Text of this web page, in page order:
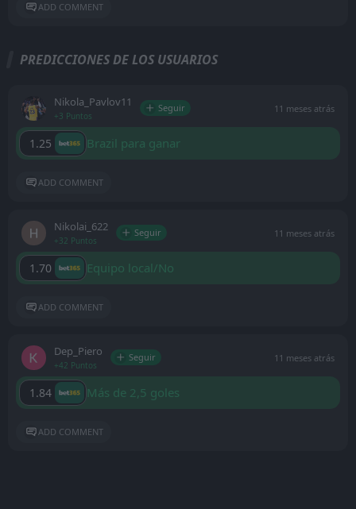
ADD COMMENT
PREDICCIONES DE LOS USUARIOS
Nikola_Pavlov11
+3 Puntos
Seguir 11 meses atrás
1.25 Brazil para ganar
ADD COMMENT
Nikolai_622
+32 Puntos
Seguir 11 meses atrás
1.70 Equipo local/No
ADD COMMENT
Dep_Piero
+42 Puntos
Seguir 11 meses atrás
1.84 Más de 2,5 goles
ADD COMMENT